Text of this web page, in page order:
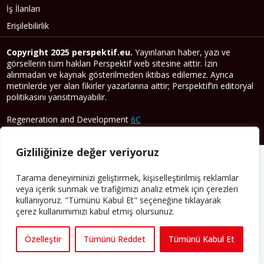
Gizliliğinize değer veriyoruz
Tarama deneyiminizi geliştirmek, kişiselleştirilmiş reklamlar
veya içerik sunmak ve trafiğimizi analiz etmek için çerezleri
kullanıyoruz. "Tümünü Kabul Et" seçeneğine tıklayarak
çerez kullanımımızı kabul etmiş olursunuz.
Özelleştir Tümünü Reddet Tümünü Kabul Et
İş İlanları
Erişilebilirlik
Copyright 2025 perspektif.eu. Yayınlanan haber, yazı ve
görsellerin tüm hakları Perspektif web sitesine aittir. İzin
alınmadan ve kaynak gösterilmeden iktibas edilemez. Ayrıca
metinlerde yer alan fikirler yazarlarına aittir; Perspektif’in editoryal
politikasını yansıtmayabilir.
Regeneration and Development 6C